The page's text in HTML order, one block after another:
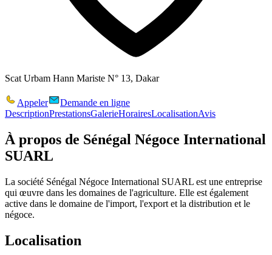
Scat Urbam Hann Mariste N° 13, Dakar
Appeler
Demande en ligne
DescriptionPrestationsGalerieHorairesLocalisationAvis
À propos de Sénégal Négoce International
SUARL
La société Sénégal Négoce International SUARL est une entreprise
qui œuvre dans les domaines de l'agriculture. Elle est également
active dans le domaine de l'import, l'export et la distribution et le
négoce.
Localisation